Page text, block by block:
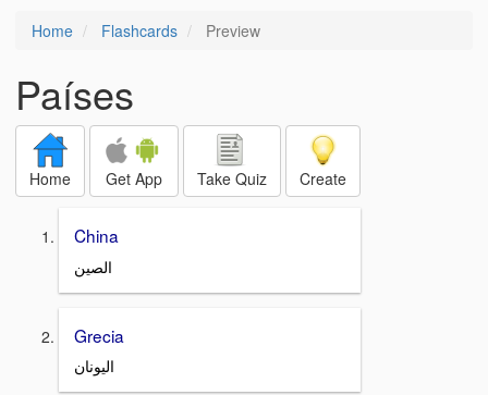
Home Flashcards Preview
Países
Home Get App Take Quiz Create
China
الصين
Grecia
اليونان